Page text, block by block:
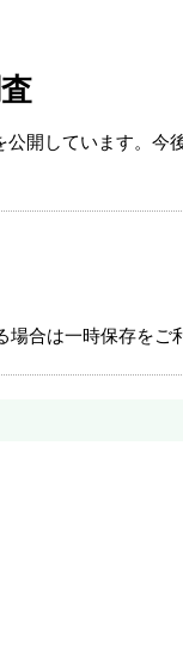
開しています。今
合は一時保存をご